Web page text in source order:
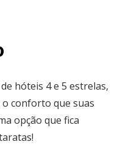
hóteis 4 e 5 estrelas,
conforto que suas
opção que fica